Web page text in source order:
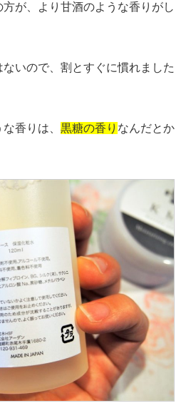
が、より甘酒のような香りがし
いので、割とすぐに慣れました
香りは、 黒糖の香り なんだとか